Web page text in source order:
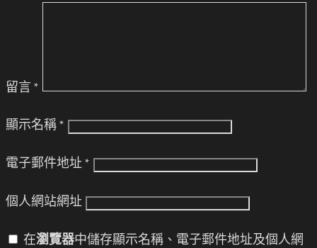
留言 *
顯示名稱 *
電子郵件地址 *
個人網站網址
在瀏覽器中儲存顯示名稱、電子郵件地址及個人網